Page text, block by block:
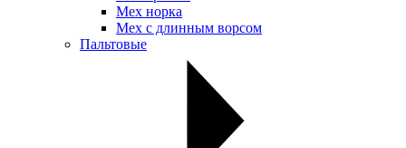
Мех норка
Мех с длинным ворсом
Пальтовые